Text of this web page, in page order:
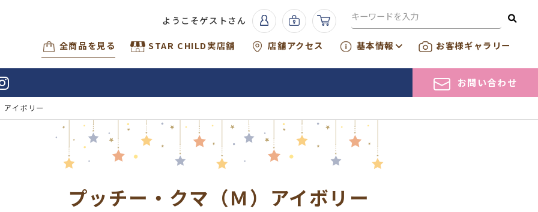
ようこそゲストさん
全商品を見る
STAR CHILD実店舗 店舗アクセス 基本情報 お客様ギャラリー
お問い合わせ
アイボリー
プッチー・クマ（Ｍ）アイボリー